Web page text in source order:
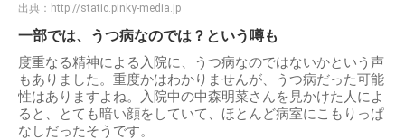
出典： http://static.pinky-media.jp
一部では、うつ病なのでは？という噂も
度重なる精神による入院に、うつ病なのではないかという声
もありました。重度かはわかりませんが、うつ病だった可能
性はありますよね。入院中の中森明菜さんを見かけた人によ
ると、とても暗い顔をしていて、ほとんど病室にこもりっぱ
なしだったそうです。